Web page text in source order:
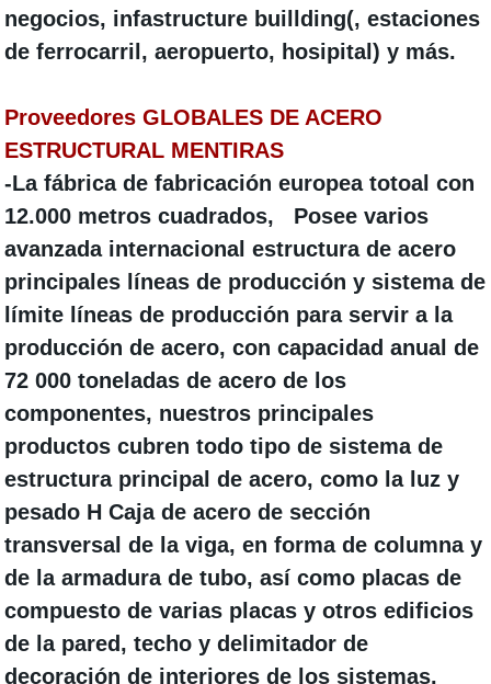
negocios, infastructure buillding(, estaciones
de ferrocarril, aeropuerto, hosipital) y más.
Proveedores GLOBALES DE ACERO
ESTRUCTURAL MENTIRAS
-La fábrica de fabricación europeatotoal con
12.000 metros cuadrados, Posee varios
avanzada internacional estructura de acero
principales líneas de producción y sistema de
límite líneas de producción para servir a la
producción de acero, con capacidad anual de
72 000 toneladas de acero de los
componentes, nuestros principales
productos cubren todo tipo de sistema de
estructura principal de acero, como la luz y
pesado H Caja de acero de sección
transversal de la viga, en forma de columna y
de la armadura de tubo, así como placas de
compuesto de varias placas y otros edificios
de la pared, techo y delimitador de
decoración de interiores de los sistemas.